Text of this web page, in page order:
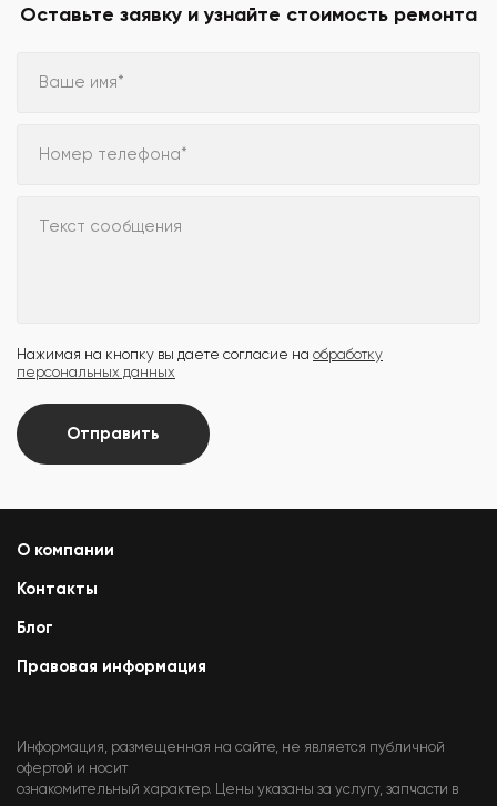
Оставьте заявку и узнайте стоимость ремонта
Ваше имя*
Номер телефона*
Текст сообщения
Нажимая на кнопку вы даете согласие на обработку
персональных данных
Отправить
О компании
Контакты
Блог
Правовая информация
Информация, размещенная на сайте, не является публичной
офертой и носит
ознакомительный характер. Цены указаны за услугу, запчасти в